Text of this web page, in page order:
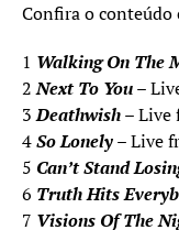
Confira o
1 Walking On The
2Next To You–
3Deathwish– Live
4So Lonely– Live
5 Can’t Stand
6 Truth Hits
7 Visions Of The